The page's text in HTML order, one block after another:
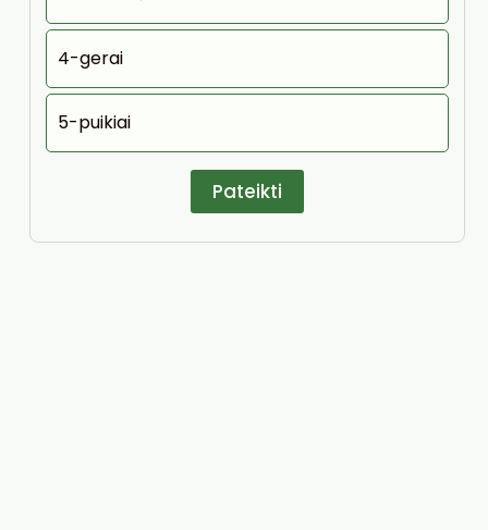
4-gerai
5-puikiai